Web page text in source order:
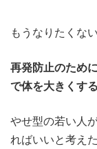
もうなりたくない
再発防止のため
で体を大きくす
やせ型の若い人
ればいいと考え